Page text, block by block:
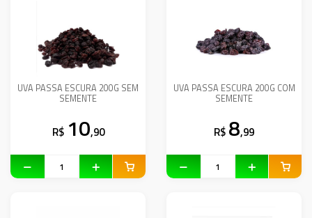
UVA PASSA ESCURA 200G SEM
SEMENTE
R$ 10,90
UVA PASSA ESCURA 200G COM
SEMENTE
R$ 8,99